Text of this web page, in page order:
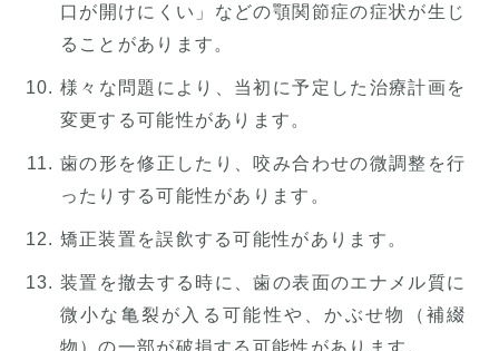
口が開けにくい」などの顎関節症の症状が生じ
ることがあります。
様々な問題により、当初に予定した治療計画を
変更する可能性があります。
歯の形を修正したり、咬み合わせの微調整を行
ったりする可能性があります。
矯正装置を誤飲する可能性があります。
装置を撤去する時に、歯の表面のエナメル質に
微小な亀裂が入る可能性や、かぶせ物（補綴
物）の一部が破損する可能性があります。